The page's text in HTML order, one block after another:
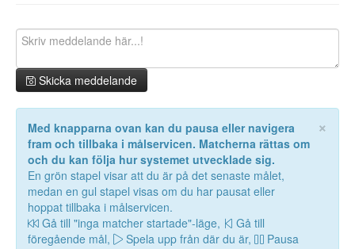
Skicka meddelande
×
Med knapparna ovan kan du pausa eller navigera
fram och tillbaka i målservicen. Matcherna rättas om
och du kan följa hur systemet utvecklade sig.
En grön stapel visar att du är på det senaste målet,
medan en gul stapel visas om du har pausat eller
hoppat tillbaka i målservicen.
Gå till "inga matcher startade"-läge,
Gå till
föregående mål,
Spela upp från där du är,
Pausa